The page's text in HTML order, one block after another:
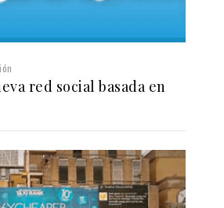
red social basada en